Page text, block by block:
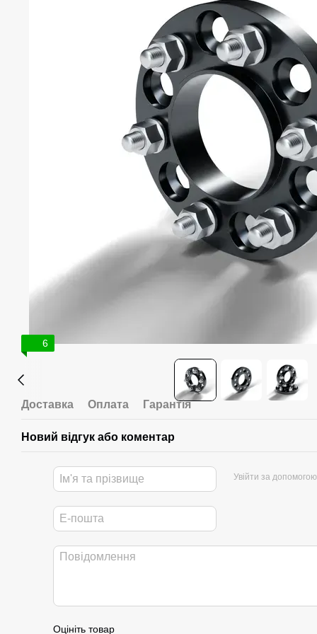
6
Доставка Оплата Гарантія
Новий відгук або коментар
Увійти за допомогою
Оцініть товар